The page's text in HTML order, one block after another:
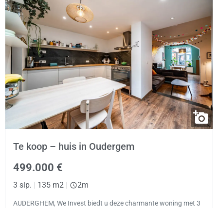
Te koop – huis in Oudergem
499.000 €
3 slp. 135 m2 2m
AUDERGHEM, We Invest biedt u deze charmante woning met 3